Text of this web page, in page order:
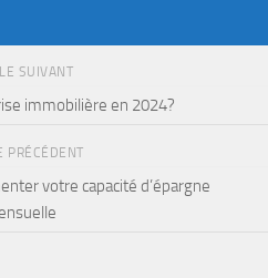
SUIVANT
immobilière en 2024?
PRÉCÉDENT
votre capacité d’épargne